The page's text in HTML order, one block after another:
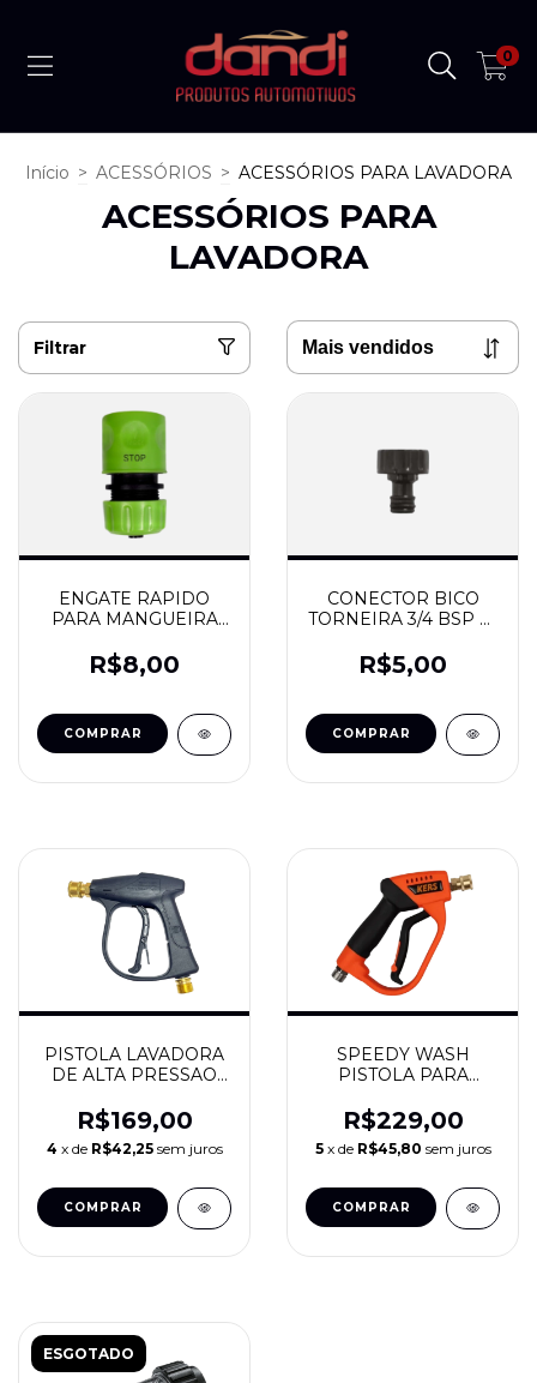
0
Início > ACESSÓRIOS > ACESSÓRIOS PARA LAVADORA
ACESSÓRIOS PARA
LAVADORA
Filtrar
ENGATE RAPIDO
PARA MANGUEIRA
STEULA
R$8,00
CONECTOR BICO
TORNEIRA 3/4 BSP P/
STEULA
R$5,00
PISTOLA LAVADORA
DE ALTA PRESSAO
SGT9905 - SGT SIGMA
TOOLS
R$169,00
4 x de R$42,25 sem juros
SPEEDY WASH
PISTOLA PARA
PRESSAO 5200PSI
/345BAR - KERS
R$229,00
5 x de R$45,80 sem juros
ESGOTADO